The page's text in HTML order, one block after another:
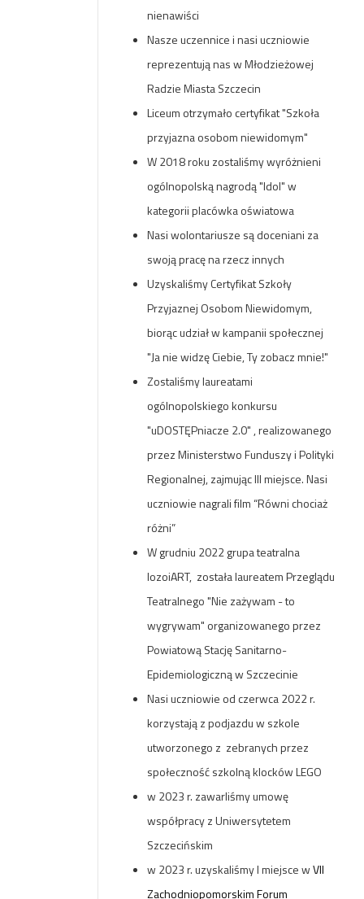
nienawiści
Nasze uczennice i nasi uczniowie
reprezentują nas w Młodzieżowej
Radzie Miasta Szczecin
Liceum otrzymało certyfikat "Szkoła
przyjazna osobom niewidomym"
W 2018 roku zostaliśmy wyróżnieni
ogólnopolską nagrodą "Idol" w
kategorii placówka oświatowa
Nasi wolontariusze są doceniani za
swoją pracę na rzecz innych
Uzyskaliśmy Certyfikat Szkoły
Przyjaznej Osobom Niewidomym,
biorąc udział w kampanii społecznej
"Ja nie widzę Ciebie, Ty zobacz mnie!"
Zostaliśmy laureatami
ogólnopolskiego konkursu
"uDOSTĘPniacze 2.0" , realizowanego
przez Ministerstwo Funduszy i Polityki
Regionalnej, zajmując III miejsce. Nasi
uczniowie nagrali film “Równi chociaż
różni”
W grudniu 2022 grupa teatralna
lozoiART, została laureatem Przeglądu
Teatralnego "Nie zażywam - to
wygrywam" organizowanego przez
Powiatową Stację Sanitarno-
Epidemiologiczną w Szczecinie
Nasi uczniowie od czerwca 2022 r.
korzystają z podjazdu w szkole
utworzonego z zebranych przez
społeczność szkolną klocków LEGO
w 2023 r. zawarliśmy umowę
współpracy z Uniwersytetem
Szczecińskim
w 2023 r. uzyskaliśmy I miejsce wVII
Zachodniopomorskim Forum